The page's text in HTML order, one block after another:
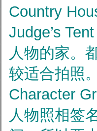
Country
Judge’s
人物的家。
较适合拍照
Character
人物照相签